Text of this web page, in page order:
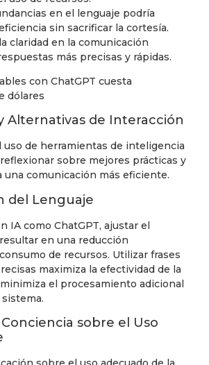
en el lenguaje podría
sin sacrificar la cortesía.
claridad en la comunicación
más precisas y rápidas.
Alternativas de Interacción
uso de herramientas de inteligencia
sobre mejores prácticas y
una comunicación más eficiente.
del Lenguaje
IA como ChatGPT, ajustar el
en una reducción
de recursos. Utilizar frases
maximiza la efectividad de la
el procesamiento adicional
sobre el Uso